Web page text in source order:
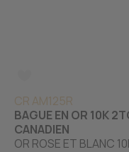
CR AM125R
BAGUE EN OR 10K
CANADIEN
OR ROSE ET BLANC